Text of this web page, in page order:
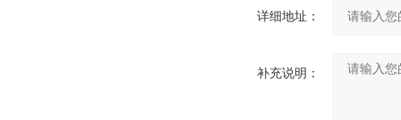
详细地址：
补充说明：